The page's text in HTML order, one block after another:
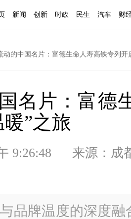
新闻 创新 时政 民生 汽车 财
动的中国名片：富德生命人寿高铁专列开
名片：富德
暖”之旅
午 9:26:48 来源：
与品牌温度的深度